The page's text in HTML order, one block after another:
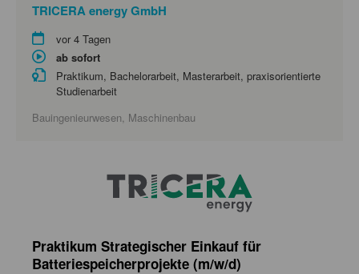
TRICERA energy GmbH
vor 4 Tagen
ab sofort
Praktikum, Bachelorarbeit, Masterarbeit, praxisorientierte
Studienarbeit
Bauingenieurwesen, Maschinenbau
Praktikum Strategischer Einkauf für
Batteriespeicherprojekte (m/w/d)